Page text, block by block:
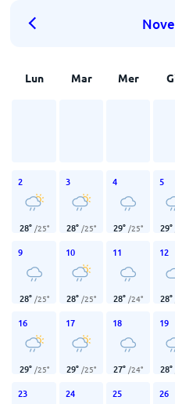
Lun Mar Mer
2
28° /25°
3
28° /25°
4
29° /25°
5
29°
9
28° /25°
10
28° /25°
11
28° /24°
12
28°
16
29° /25°
17
29° /25°
18
27° /24°
19
28°
23 24 25 26